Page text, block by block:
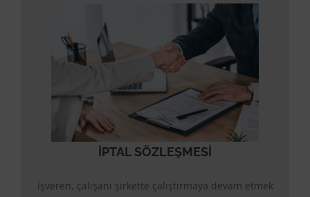
IPTAL SÖZLEŞMESI
İşveren, çalışanı şirkette çalıştırmaya devam etmek